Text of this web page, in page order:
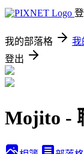
我的部落格 我
登出
Mojito -